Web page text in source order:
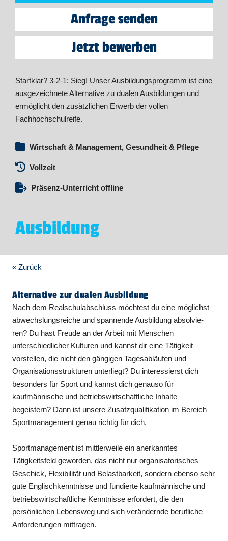
Anfrage senden
Jetzt bewerben
Startklar? 3-2-1: Sieg! Unser Ausbildungsprogramm ist eine
ausgezeichnete Alternative zu dualen Ausbildungen und
ermöglicht den zusätzlichen Erwerb der vollen
Fachhochschulreife.
Wirtschaft & Management, Gesundheit & Pflege
Vollzeit
Präsenz-Unterricht offline
Ausbildung
« Zurück
Alternative zur dualen Ausbildung
Nach dem Realschulabschluss möchtest du eine möglichst
abwechslungsreiche und spannende Ausbildung absolvie­
ren? Du hast Freude an der Arbeit mit Menschen
unterschiedlicher Kulturen und kannst dir eine Tätigkeit
vorstel­len, die nicht den gängigen Tagesabläu­fen und
Organisationsstrukturen unter­liegt? Du interessierst dich
besonders für Sport und kannst dich genauso für
kaufmännische und betriebswirtschaft­liche Inhalte
begeistern? Dann ist unsere Zusatzqualifikation im Bereich
Sportmanagement genau richtig für dich.
Sportmanagement ist mittlerweile ein anerkanntes
Tätigkeitsfeld geworden, das nicht nur organisatorisches
Geschick, Flexibilität und Belastbarkeit, sondern ebenso sehr
gute Englischkenntnisse und fundierte kaufmännische und
be­triebswirtschaftliche Kenntnisse erfor­dert, die den
persönlichen Lebensweg und sich verändernde berufliche
Anfor­derungen mittragen.